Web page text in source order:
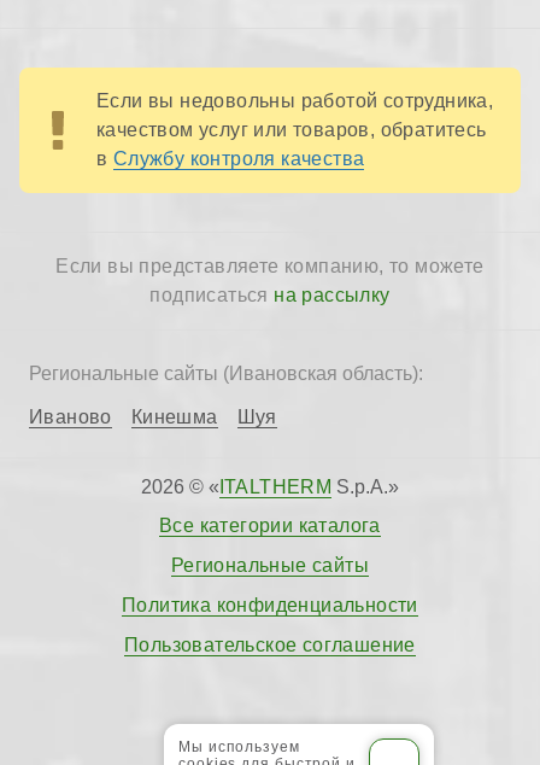
Если вы недовольны работой сотрудника,
качеством услуг или товаров, обратитесь
в Службу контроля качества
Если вы представляете компанию, то можете
подписаться на рассылку
Региональные сайты (Ивановская область):
Иваново Кинешма Шуя
2026 © « ITALTHERM S.p.A.»
Все категории каталога
Региональные сайты
Политика конфиденциальности
Пользовательское соглашение
Мы используем